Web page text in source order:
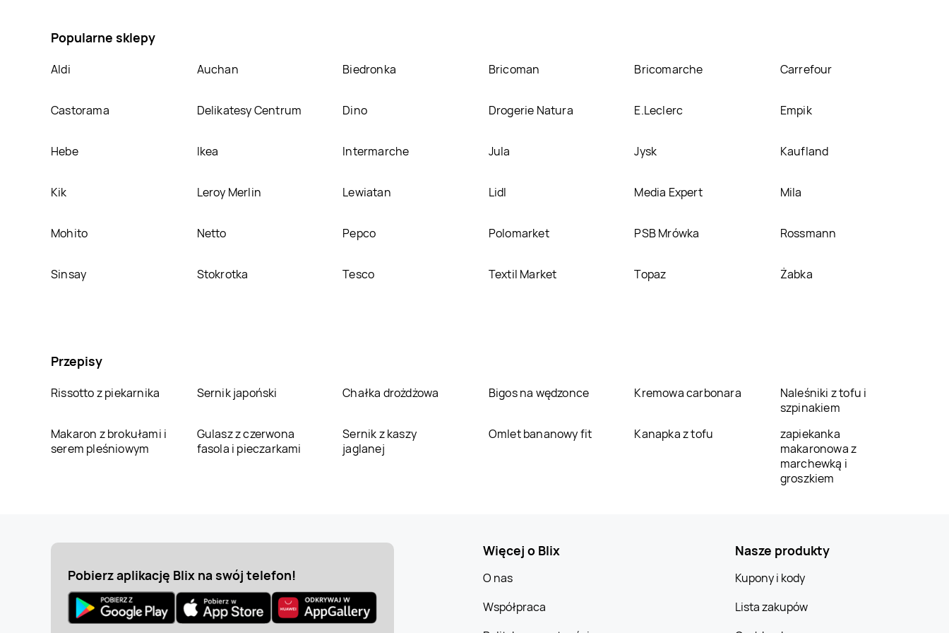
Popularne sklepy
Aldi Auchan Biedronka Bricoman Bricomarche Carrefour
Castorama Delikatesy Centrum Dino Drogerie Natura E.Leclerc Empik
Hebe Ikea Intermarche Jula Jysk Kaufland
Kik Leroy Merlin Lewiatan Lidl Media Expert Mila
Mohito Netto Pepco Polomarket PSB Mrówka Rossmann
Sinsay Stokrotka Tesco Textil Market Topaz Żabka
Przepisy
Rissotto z piekarnika Sernik japoński Chałka drożdżowa Bigos na wędzonce Kremowa carbonara
Naleśniki z tofu i
szpinakiem
Makaron z brokułami i
serem pleśniowym
Gulasz z czerwona
fasola i pieczarkami
Sernik z kaszy
jaglanej
Omlet bananowy fit Kanapka z tofu
zapiekanka
makaronowa z
marchewką i
groszkiem
Pobierz aplikację Blix na swój telefon!
Więcej o Blix
O nas
Współpraca
Nasze produkty
Kupony i kody
Lista zakupów